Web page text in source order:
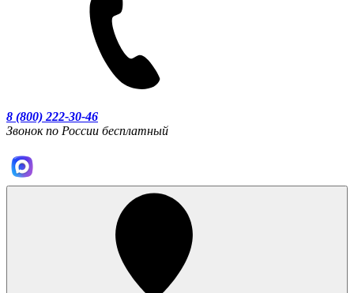
8 (800) 222-30-46
Звонок по России бесплатный